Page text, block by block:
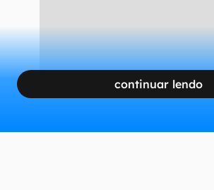
continuar lendo